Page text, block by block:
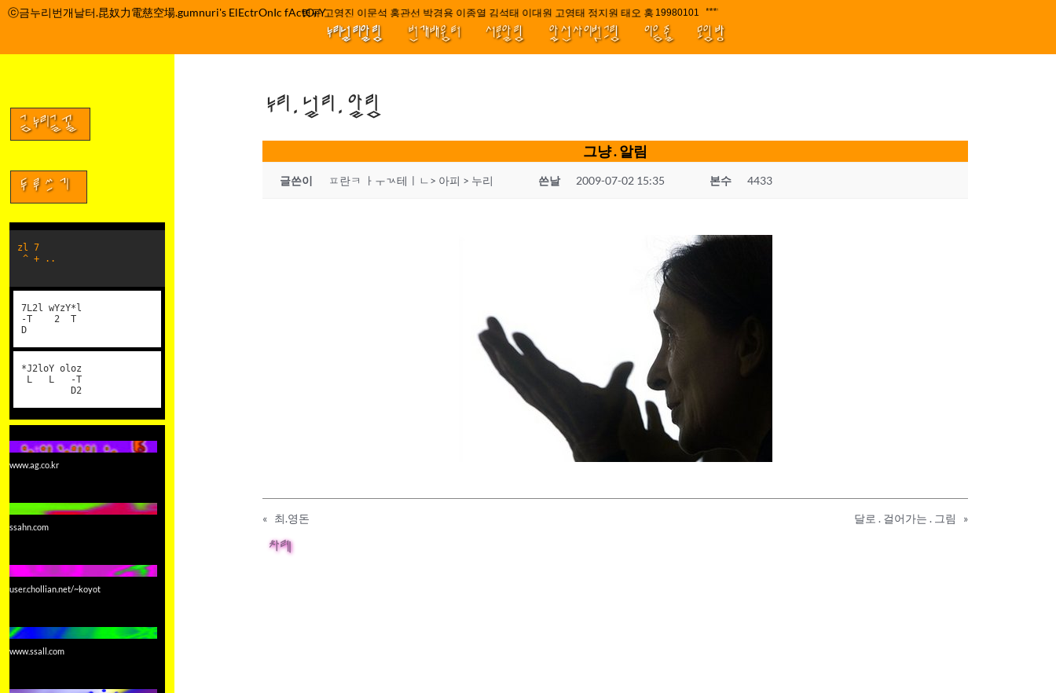
컨
기
ⓒ금누리번개날터.昆奴力電慈空場.gumnuri's ElEctrOnIc fActOrY박정관 조명규 고영진 이문석 홍관선 박경용 이종열 김석태 이대원 고영태 정지원 태오 홍 최윤호 백지원 김효정 금드레 임형모 양동열 안길재 김성태 이율 유성민 손윤희 이은미
19980101////||||****||||
누리널리알림 번개배움터 서로알림 앞선사이벗그림 이음줄 모임방
누리.널리.알림
그냥 . 알림
글쓴이 ㅍ란ㅋ ㅏㅜㄳ테ㅣㄴ> 아피 > 누리 쓴날 2009-07-02 15:35 본수 4433
« 최.영돈 달로 . 걸어가는 . 그림 »
차례
금누리글꼴
두루쓰기
zl 7
^ + ..
7L2l wYzY*l
-T 2 T
D
*J2loY oloz
L L -T
D2
www.ag.co.kr
ssahn.com
user.chollian.net/~koyot
www.ssall.com